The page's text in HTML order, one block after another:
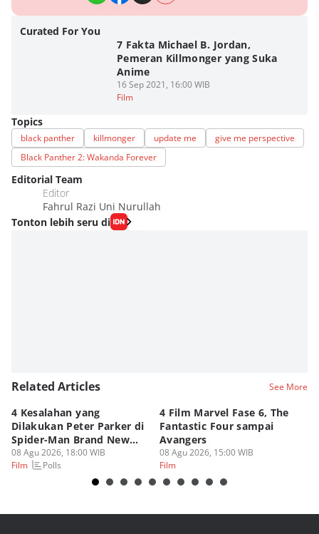
Curated For You
7 Fakta Michael B. Jordan,
Pemeran Killmonger yang Suka
Anime
16 Sep 2021, 16:00 WIB
Film
Topics
black panther killmonger update me
give me perspective
Black Panther 2: Wakanda Forever
Editorial Team
Editor
Fahrul Razi Uni Nurullah
Tonton lebih seru di
Related Articles See More
4 Kesalahan yang
Dilakukan Peter Parker di
Spider-Man Brand New
Day
08 Agu 2026, 18:00 WIB
Film
Polls
4 Film Marvel Fase 6, The
Fantastic Four sampai
Avangers
08 Agu 2026, 15:00 WIB
Film